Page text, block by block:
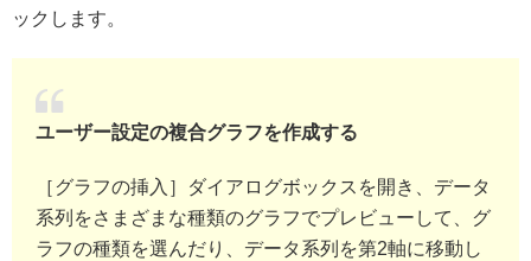
ックします。
ユーザー設定の複合グラフを作成する
［グラフの挿入］ダイアログボックスを開き、データ
系列をさまざまな種類のグラフでプレビューして、グ
ラフの種類を選んだり、データ系列を第2軸に移動し